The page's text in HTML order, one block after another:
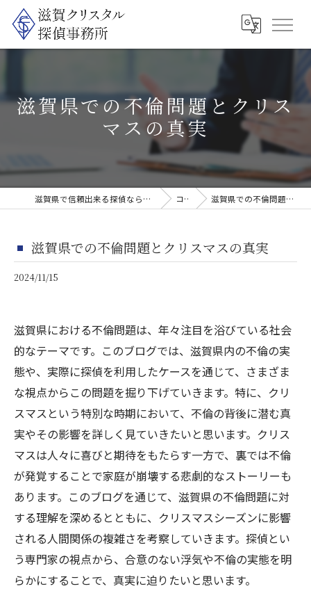
滋賀県での不倫問題とクリス
マスの真実
滋賀県で信頼出来る探偵なら滋賀クリスタル探偵事務所 コラム 滋賀県での不倫問題とクリスマスの真実
滋賀県での不倫問題とクリスマスの真実
2024/11/15
滋賀県における不倫問題は、年々注目を浴びている社会
的なテーマです。このブログでは、滋賀県内の不倫の実
態や、実際に探偵を利用したケースを通じて、さまざま
な視点からこの問題を掘り下げていきます。特に、クリ
スマスという特別な時期において、不倫の背後に潜む真
実やその影響を詳しく見ていきたいと思います。クリス
マスは人々に喜びと期待をもたらす一方で、裏では不倫
が発覚することで家庭が崩壊する悲劇的なストーリーも
あります。このブログを通じて、滋賀県の不倫問題に対
する理解を深めるとともに、クリスマスシーズンに影響
される人間関係の複雑さを考察していきます。探偵とい
う専門家の視点から、合意のない浮気や不倫の実態を明
らかにすることで、真実に迫りたいと思います。